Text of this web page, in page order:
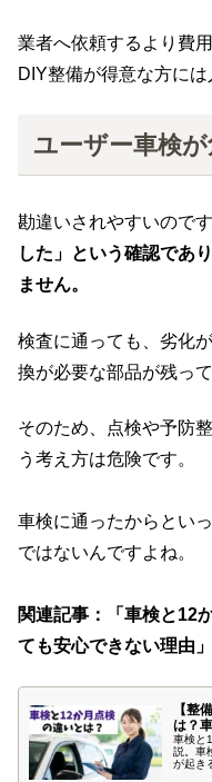
業者へ依頼するより費
DIY整備が得意な方には
ユーザー車検
勘違いされやすいのです
した」という確認であ
ません。
検査に通っても、劣化
換が必要な部品が残っ
そのため、点検や予防
う考え方は危険です。
車検に通ったからとい
ではないんですよね。
関連記事：「車検と12
ても安心できない理由」
【整
は？
車検と
説。車
が起き